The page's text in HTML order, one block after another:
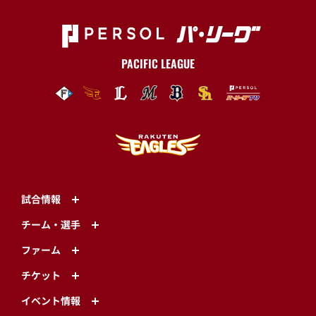
PACIFIC LEAGUE
試合情報
チーム・選手
ファーム
チケット
イベント情報